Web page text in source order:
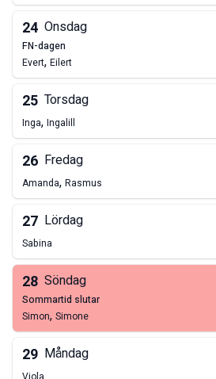
24 Onsdag
FN-dagen
Evert, Eilert
25 Torsdag
Inga, Ingalill
26 Fredag
Amanda, Rasmus
27 Lördag
Sabina
28 Söndag
sommartid slutar
Simon, Simone
29 Måndag